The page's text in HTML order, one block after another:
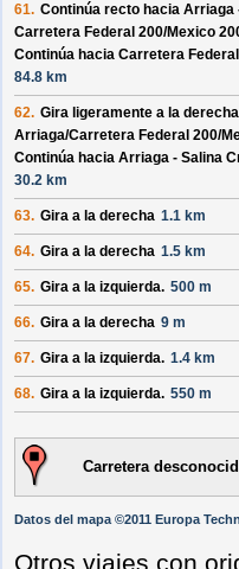
61. Continúa recto hacia Arriaga
Carretera Federal 200/Mexico
Continúa hacia Carretera
84.8 km
62. Gira ligeramente a la
Arriaga/Carretera Federal 200/
Continúa hacia Arriaga - Salina
30.2 km
63. Gira a la derecha 1.1 km
64. Gira a la derecha 1.5 km
65. Gira a la izquierda. 500 m
66. Gira a la derecha 9 m
67. Gira a la izquierda. 1.4 km
68. Gira a la izquierda. 550 m
Carretera
Datos del mapa ©2011 Europa
Otros viajes con